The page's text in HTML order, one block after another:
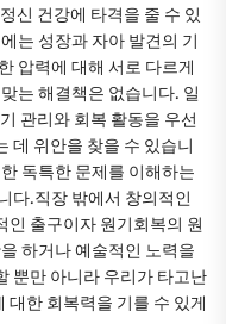
신 건강에 타격을 줄 수 있
는 성장과 자아 발견의 기
압력에 대해 서로 다르게
는 해결책은 없습니다. 일
관리와 회복 활동을 우선
데 위안을 찾을 수 있습니
독특한 문제를 이해하는
다.직장 밖에서 창의적인
인 출구이자 원기회복의 원
하거나 예술적인 노력을
뿐만 아니라 우리가 타고난
대한 회복력을 기를 수 있게